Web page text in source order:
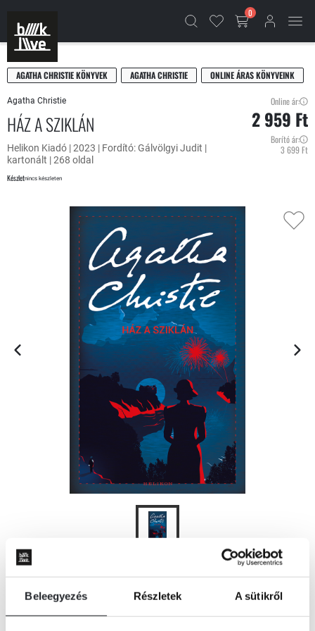
Beleegyezés Részletek A sütikről
0
AGATHA CHRISTIE KÖNYVEK AGATHA CHRISTIE ONLINE ÁRAS KÖNYVEINK
Agatha Christie
HÁZ A SZIKLÁN
Helikon Kiadó | 2023 | Fordító: Gálvölgyi Judit |
kartonált | 268 oldal
Készletnincs készleten
Online ár:
2 959 Ft
Borító ár:
3 699 Ft